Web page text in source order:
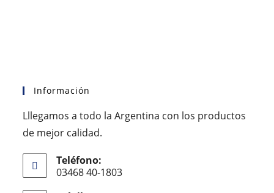
Información
Lllegamos a todo la Argentina con los productos
de mejor calidad.
Teléfono:
03468 40-1803